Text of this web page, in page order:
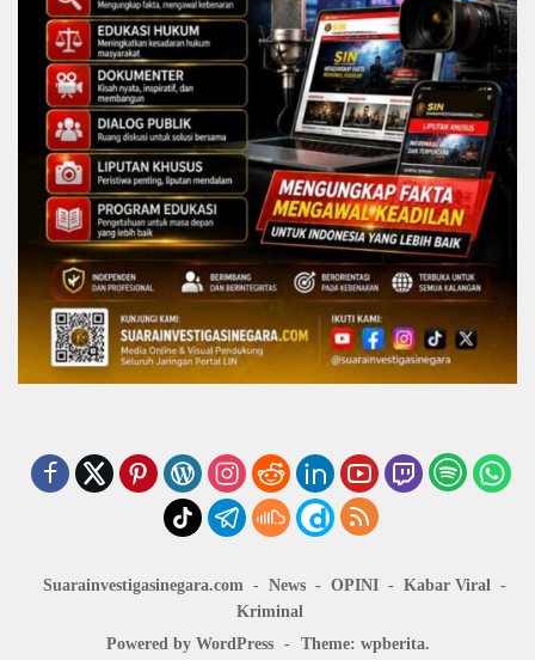
Suarainvestigasinegara.com News OPINI
Kabar Viral
Kriminal
Powered by WordPress
- Theme: wpberita.